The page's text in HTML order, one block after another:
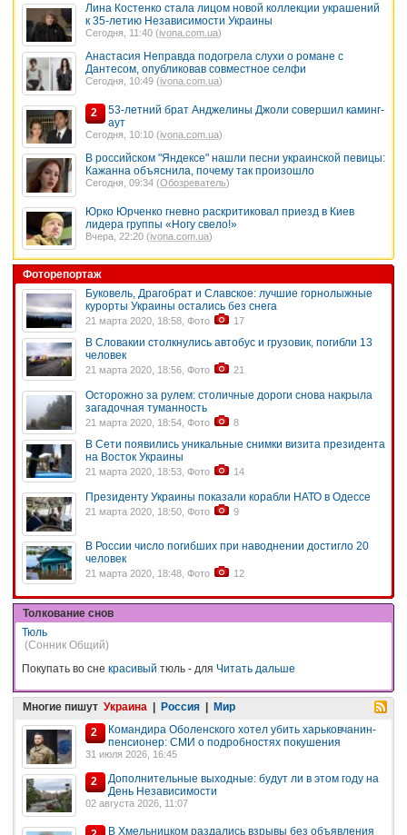
Лина Костенко стала лицом новой коллекции украшений
к 35-летию Независимости Украины
Сегодня, 11:40 (ivona.com.ua)
Анастасия Неправда подогрела слухи о романе с
Дантесом, опубликовав совместное селфи
Сегодня, 10:49 (ivona.com.ua)
2
53-летний брат Анджелины Джоли совершил каминг-
аут
Сегодня, 10:10 (ivona.com.ua)
В российском "Яндексе" нашли песни украинской певицы:
Кажанна объяснила, почему так произошло
Сегодня, 09:34 (Обозреватель)
Юрко Юрченко гневно раскритиковал приезд в Киев
лидера группы «Ногу свело!»
Вчера, 22:20 (ivona.com.ua)
Фоторепортаж
Буковель, Драгобрат и Славское: лучшие горнолыжные
курорты Украины остались без снега
21 марта 2020, 18:58, Фото 17
В Словакии столкнулись автобус и грузовик, погибли 13
человек
21 марта 2020, 18:56, Фото 21
Осторожно за рулем: столичные дороги снова накрыла
загадочная туманность
21 марта 2020, 18:54, Фото 8
В Сети появились уникальные снимки визита президента
на Восток Украины
21 марта 2020, 18:53, Фото 14
Президенту Украины показали корабли НАТО в Одессе
21 марта 2020, 18:50, Фото 9
В России число погибших при наводнении достигло 20
человек
21 марта 2020, 18:48, Фото 12
Толкование снов
Тюль
(Сонник Общий)
Покупать во сне красивый тюль - для Читать дальше
Многие пишут Украина Россия
Мир
2
Командира Оболенского хотел убить харьковчанин-
пенсионер: СМИ о подробностях покушения
31 июля 2026, 16:45
2
Дополнительные выходные: будут ли в этом году на
День Независимости
02 августа 2026, 11:07
В Хмельницком раздались взрывы без объявления